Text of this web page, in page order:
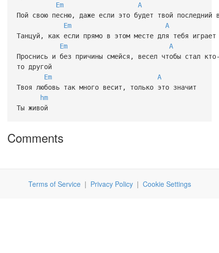
Em
A
Пой свою песню, даже если это будет твой последний
Em
A
Танцуй, как если прямо в этом месте для тебя играет
Em
A
Проснись и без причины смейся, весел чтобы стал
то другой
Em
A
Твоя любовь так много весит, только это значит
hm
Ты живой
Comments
Terms of Service| Privacy Policy| Cookie Settings